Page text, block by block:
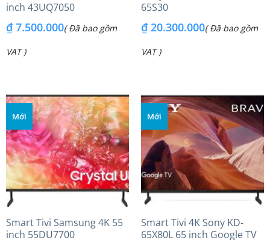
inch 43UQ7050
₫7.500.000( Đã bao gồm
VAT )
65S30
₫20.300.000( Đã bao gồm
VAT )
Mới
Smart Tivi Samsung 4K 55
inch 55DU7700
Mới
Smart Tivi 4K Sony KD-
65X80L 65 inch Google TV